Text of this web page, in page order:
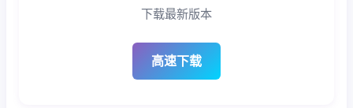
下载最新版本
高速下载